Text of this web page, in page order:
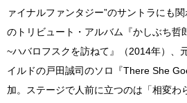
ァイナルファンタジー”のサントラにも
のトリビュート・アルバム『かしぶち哲
~ハバロフスクを訪ねて』（2014年）、
イルドの戸田誠司のソロ『There She
加。ステージで人前に立つのは「相変わ